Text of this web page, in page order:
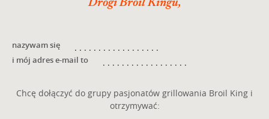
Drogi Broil Kingu,
nazywam się
i mój adres e-mail to
Chcę dołączyć do grupy pasjonatów grillowania Broil King i
otrzymywać: